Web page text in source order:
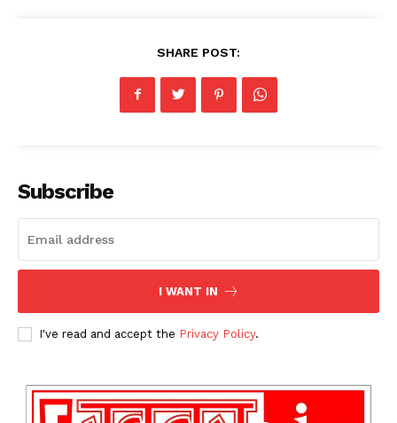
SHARE POST:
Subscribe
I WANT IN
I've read and accept the Privacy Policy.